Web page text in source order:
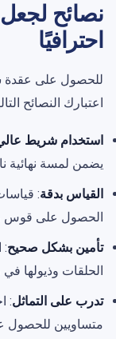
نصائح
احترافيًا
للحصول على عقدة
اعتبارك النصائح
استخدام شريط
يضمن لمسة نهائية
القياس بدقة:
الحصول على قوس
تأمين بشكل صحيح:
الحلقات وذيولها في
تدرب على التماثل:
متساويين للحصول